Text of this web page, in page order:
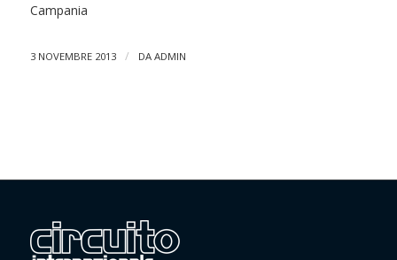
Campania
3 NOVEMBRE 2013 / DA ADMIN